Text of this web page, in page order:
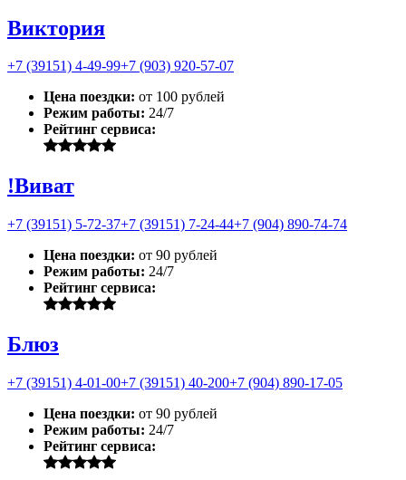
Виктория
+7 (39151) 4-49-99+7 (903) 920-57-07
Цена поездки: от 100 рублей
Режим работы: 24/7
Рейтинг сервиса:
!Виват
+7 (39151) 5-72-37+7 (39151) 7-24-44+7 (904) 890-74-74
Цена поездки: от 90 рублей
Режим работы: 24/7
Рейтинг сервиса:
Блюз
+7 (39151) 4-01-00+7 (39151) 40-200+7 (904) 890-17-05
Цена поездки: от 90 рублей
Режим работы: 24/7
Рейтинг сервиса: